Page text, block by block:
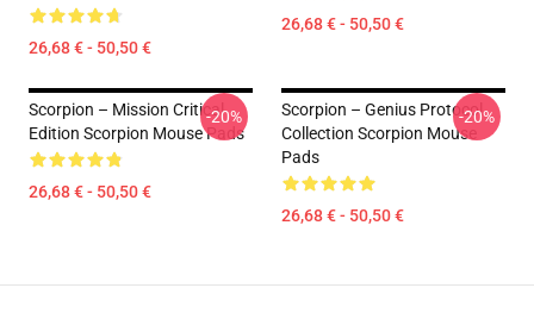
26,68 € - 50,50 €
26,68 € - 50,50 €
Scorpion – Mission Critical
Edition Scorpion Mouse Pads
26,68 € - 50,50 €
-20%
Scorpion – Genius Protocol
Collection Scorpion Mouse
Pads
26,68 € - 50,50 €
-20%